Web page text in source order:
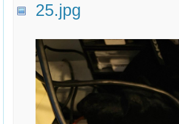
25.jpg